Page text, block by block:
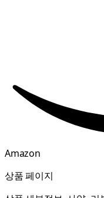
Amazon
상품 페이지